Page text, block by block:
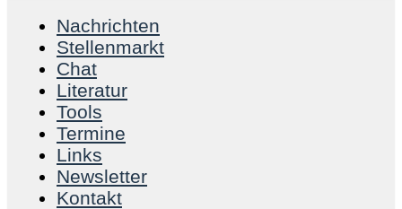
Nachrichten
Stellenmarkt
Chat
Literatur
Tools
Termine
Links
Newsletter
Kontakt